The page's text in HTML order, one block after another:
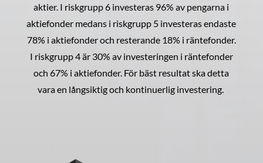
aktier. I riskgrupp 6 investeras 96% av pengarna i
aktiefonder medans i riskgrupp 5 investeras endaste
78% i aktiefonder och resterande 18% i räntefonder.
I riskgrupp 4 är 30% av investeringen i räntefonder
och 67% i aktiefonder. För bäst resultat ska detta
vara en långsiktig och kontinuerlig investering.